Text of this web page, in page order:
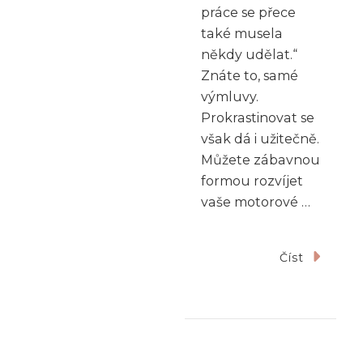
práce se přece
také musela
někdy udělat.“
Znáte to, samé
výmluvy.
Prokrastinovat se
však dá i užitečně.
Můžete zábavnou
formou rozvíjet
vaše motorové …
Číst